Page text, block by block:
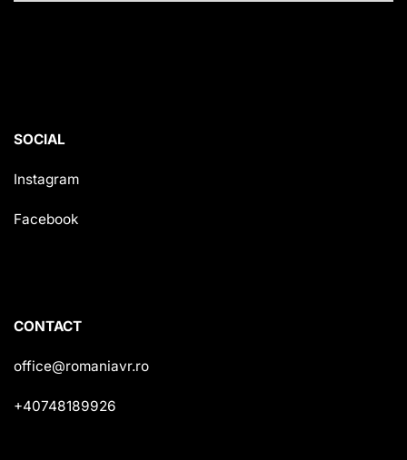
SOCIAL
Instagram
Facebook
CONTACT
office@romaniavr.ro
+40748189926